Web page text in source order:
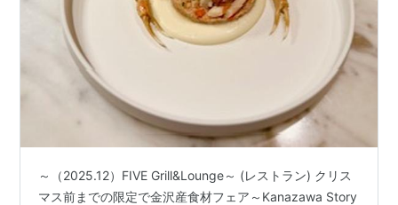
～（2025.12）FIVE Grill&Lounge～ (レストラン) クリス
マス前までの限定で金沢産食材フェア～Kanazawa Story